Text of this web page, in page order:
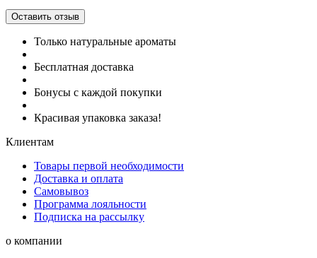
Оставить отзыв
Только натуральные ароматы
Бесплатная доставка
Бонусы с каждой покупки
Красивая упаковка заказа!
Клиентам
Товары первой необходимости
Доставка и оплата
Самовывоз
Программа лояльности
Подписка на рассылку
о компании